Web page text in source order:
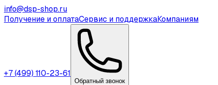
info@dsp-shop.ru
Получение и оплатаСервис и поддержкаКомпаниям
+7 (499) 110-23-61
Обратный звонок